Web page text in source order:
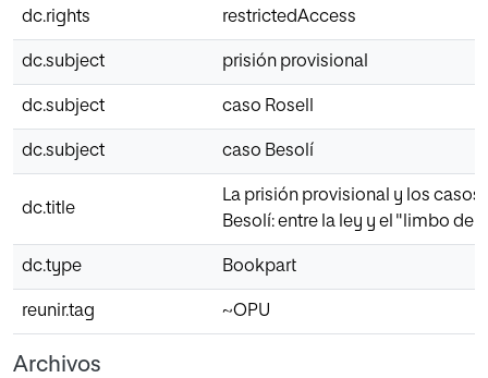
dc.rights restrictedAccess
dc.subject prisión provisional
dc.subject caso Rosell
dc.subject caso Besolí
dc.title
La prisión provisional y los casos
Besolí: entre la ley y el "limbo de
dc.type Bookpart
reunir.tag ~OPU
Archivos